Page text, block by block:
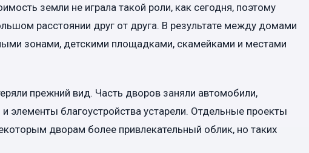
земли не играла такой роли, как сегодня, поэтому
расстоянии друг от друга. В результате между домами
зонами, детскими площадками, скамейками и местами
прежний вид. Часть дворов заняли автомобили,
элементы благоустройства устарели. Отдельные проекты
дворам более привлекательный облик, но таких